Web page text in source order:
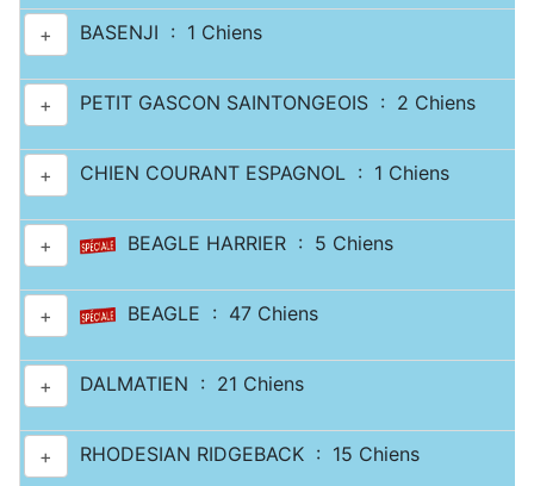
+ BASENJI : 1 Chiens
+ PETIT GASCON SAINTONGEOIS : 2 Chiens
+ CHIEN COURANT ESPAGNOL : 1 Chiens
+ BEAGLE HARRIER : 5 Chiens
+ BEAGLE : 47 Chiens
+ DALMATIEN : 21 Chiens
+ RHODESIAN RIDGEBACK : 15 Chiens